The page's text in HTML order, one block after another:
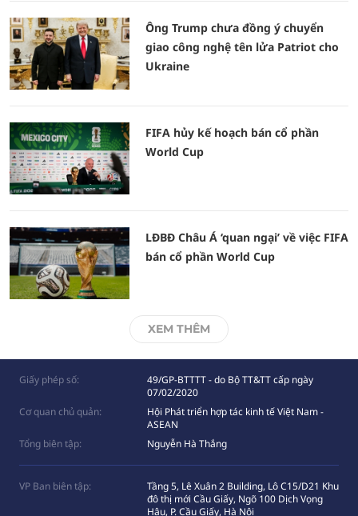
Ông Trump chưa đồng ý chuyển
giao công nghệ tên lửa Patriot cho
Ukraine
FIFA hủy kế hoạch bán cổ phần
World Cup
LĐBĐ Châu Á ‘quan ngại’ về việc FIFA
bán cổ phần World Cup
XEM THÊM
Giấy phép số:
49/GP-BTTTT - do Bộ TT&TT cấp ngày
07/02/2020
Cơ quan chủ quản:
Hội Phát triển hợp tác kinh tế Việt Nam -
ASEAN
Tổng biên tập:
Nguyễn Hà Thắng
VP Ban biên tập:
Tầng 5, Lê Xuân 2 Building, Lô C15/D21 Khu
đô thị mới Cầu Giấy, Ngõ 100 Dịch Vọng
Hâụ, P. Cầu Giấy, Hà Nội